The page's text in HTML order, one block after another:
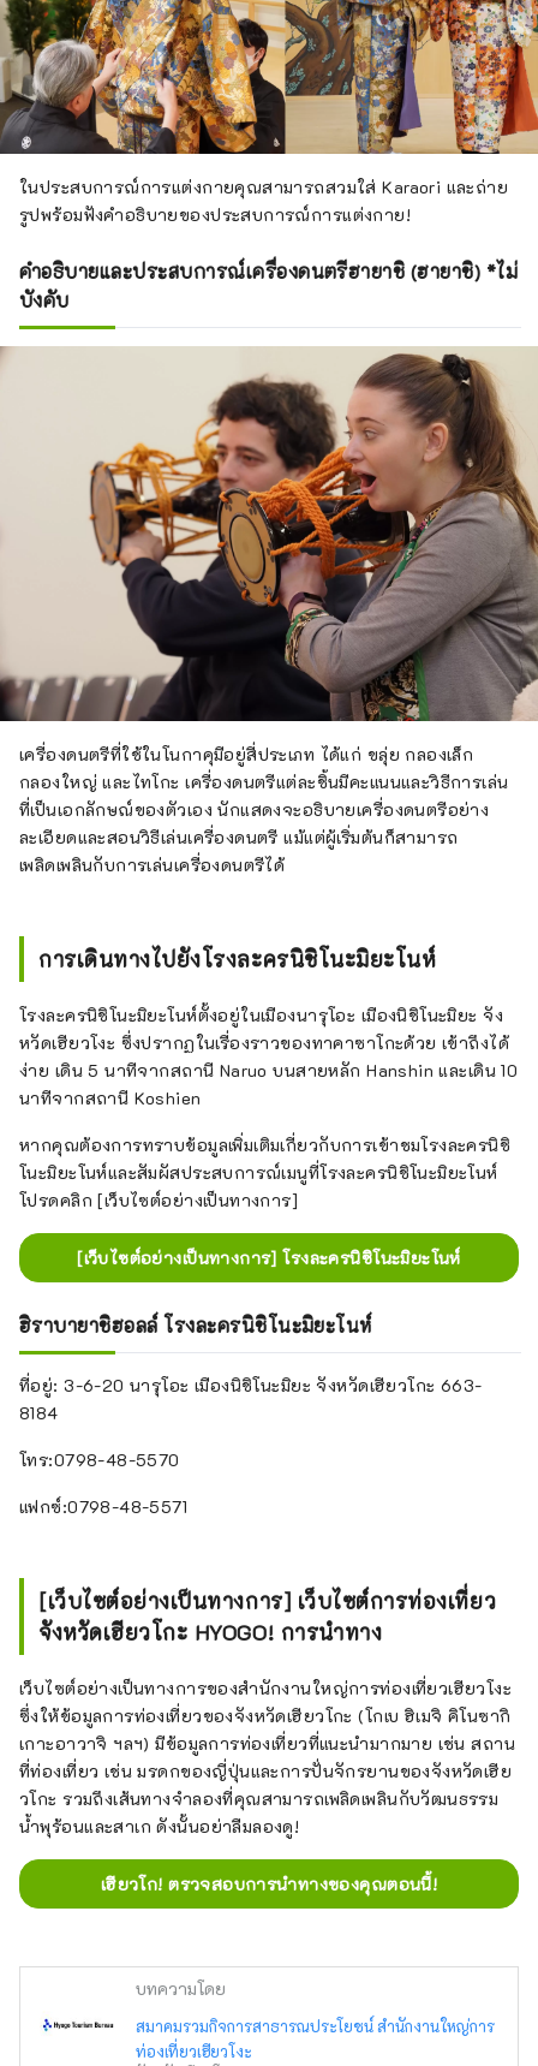
ในประสบการณ์การแต่งกายคุณสามารถสวมใส่ Karaori และถ่าย
รูปพร้อมฟังคำอธิบายของประสบการณ์การแต่งกาย!
คำอธิบายและประสบการณ์เครื่องดนตรีฮายาชิ (ฮายาชิ) *ไม่
บังคับ
เครื่องดนตรีที่ใช้ในโนกาคุมีอยู่สี่ประเภท ได้แก่ ขลุ่ย กลองเล็ก
กลองใหญ่ และไทโกะ เครื่องดนตรีแต่ละชิ้นมีคะแนนและวิธีการเล่น
ที่เป็นเอกลักษณ์ของตัวเอง นักแสดงจะอธิบายเครื่องดนตรีอย่าง
ละเอียดและสอนวิธีเล่นเครื่องดนตรี แม้แต่ผู้เริ่มต้นก็สามารถ
เพลิดเพลินกับการเล่นเครื่องดนตรีได้
การเดินทางไปยังโรงละครนิชิโนะมิยะโนห์
โรงละครนิชิโนะมิยะโนห์ตั้งอยู่ในเมืองนารุโอะ เมืองนิชิโนะมิยะ จัง
หวัดเฮียวโงะ ซึ่งปรากฏในเรื่องราวของทาคาซาโกะด้วย เข้าถึงได้
ง่าย เดิน 5 นาทีจากสถานี Naruo บนสายหลัก Hanshin และเดิน 10
นาทีจากสถานี Koshien
หากคุณต้องการทราบข้อมูลเพิ่มเติมเกี่ยวกับการเข้าชมโรงละครนิชิ
โนะมิยะโนห์และสัมผัสประสบการณ์เมนูที่โรงละครนิชิโนะมิยะโนห์
โปรดคลิก [เว็บไซต์อย่างเป็นทางการ]
[เว็บไซต์อย่างเป็นทางการ] โรงละครนิชิโนะมิยะโนห์
ฮิราบายาชิฮอลล์ โรงละครนิชิโนะมิยะโนห์
ที่อยู่: 3-6-20 นารุโอะ เมืองนิชิโนะมิยะ จังหวัดเฮียวโกะ 663-
8184
โทร:0798-48-5570
แฟกซ์:0798-48-5571
[เว็บไซต์อย่างเป็นทางการ] เว็บไซต์การท่องเที่ยว
จังหวัดเฮียวโกะ HYOGO! การนำทาง
เว็บไซต์อย่างเป็นทางการของสำนักงานใหญ่การท่องเที่ยวเฮียวโงะ
ซึ่งให้ข้อมูลการท่องเที่ยวของจังหวัดเฮียวโกะ (โกเบ ฮิเมจิ คิโนซากิ
เกาะอาวาจิ ฯลฯ) มีข้อมูลการท่องเที่ยวที่แนะนำมากมาย เช่น สถาน
ที่ท่องเที่ยว เช่น มรดกของญี่ปุ่นและการปั่นจักรยานของจังหวัดเฮีย
วโกะ รวมถึงเส้นทางจำลองที่คุณสามารถเพลิดเพลินกับวัฒนธรรม
น้ำพุร้อนและสาเก ดังนั้นอย่าลืมลองดู!
เฮียวโก! ตรวจสอบการนำทางของคุณตอนนี้!
บทความโดย
สมาคมรวมกิจการสาธารณประโยชน์ สำนักงานใหญ่การ
ท่องเที่ยวเฮียวโงะ